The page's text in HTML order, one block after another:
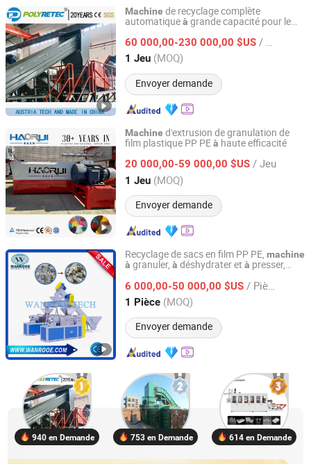
Machine de recyclage complète
automatiqueà grande capacité pour le
séchage des films plastiques, sacs,
bouteilles, canettes, seaux et pots d'huile
60 000,00-230 000,00 $US / Jeu
1 Jeu (MOQ)
Envoyer demande
Suzhou Polytec Machine Co., Ltd.
Jiangsu, China Depuis 2022
Machine d'extrusion de granulation de
film plastique PP PEà haute efficacité
20 000,00-59 000,00 $US / Jeu
1 Jeu (MOQ)
Envoyer demande
Baoding Haorui Machinery Manufacturing Co., Ltd
Hebei, China Depuis 2023
Recyclage de sacs en film PP PE, machine
à granuler, à déshydrater et à presser,
6 000,00-50 000,00 $US / Pièce
1 Pièce (MOQ)
Envoyer demande
Wanrooe Machinery Co., Ltd.
Jiangsu, China Depuis 2013
940 en Demande 753 en Demande 614 en Demande